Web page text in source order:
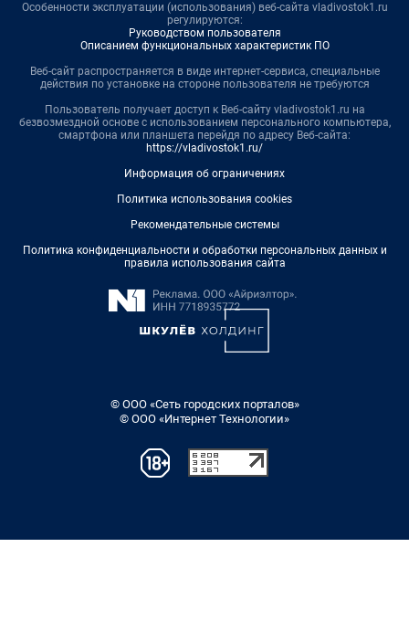
Особенности эксплуатации (использования) веб-сайта vladivostok1.ru
регулируются:
Руководством пользователя
Описанием функциональных характеристик ПО
Веб-сайт распространяется в виде интернет-сервиса, специальные
действия по установке на стороне пользователя не требуются
Пользователь получает доступ к Веб-сайту vladivostok1.ru на
безвозмездной основе с использованием персонального компьютера,
смартфона или планшета перейдя по адресу Веб-сайта:
https://vladivostok1.ru/
Информация об ограничениях
Политика использования cookies
Рекомендательные системы
Политика конфиденциальности и обработки персональных данных и
правила использования сайта
© ООО «Сеть городских порталов»
© ООО «Интернет Технологии»